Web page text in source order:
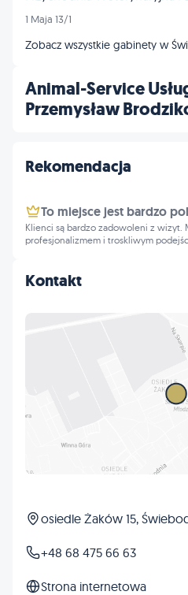
Animal-Service
Przemysław
Kontakt
osiedle Żaków 15,
+48 68 475 66 63
Strona internetowa
1 Maja 13/1
Zobacz wszystkie gabinety w
Rekomendacja
To miejsce jest bardzo
Klienci są bardzo zadowoleni z wizyt.
profesjonalizmem i troskliwym